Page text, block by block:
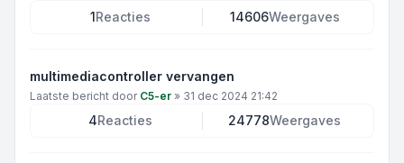
1Reacties 14606Weergaves
multimediacontroller vervangen
Laatste bericht door C5-er » 31 dec 2024 21:42
4Reacties 24778Weergaves